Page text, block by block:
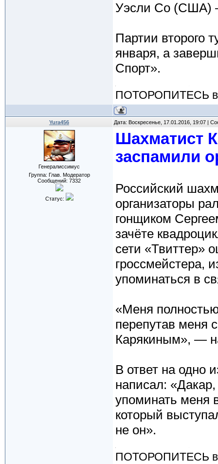
Уэсли Со (США)
Партии второго
января, а
Спорт».
ПОТОРОПИТЕСЬ
Yura456 Дата: Воскресенье, 17.01.2016, 19:07 |
Генералиссимус
Группа: Глав. Модератор
Сообщений: 7332
Статус:
Шахматист
заспамили
Российский
организаторы
гонщиком
зачёте
сети «Твиттер»
гроссмейстера,
упоминаться в
«Меня
перепутав меня
Карякиным», —
В ответ на одно
написал:
упоминать меня
который
не он».
ПОТОРОПИТЕСЬ